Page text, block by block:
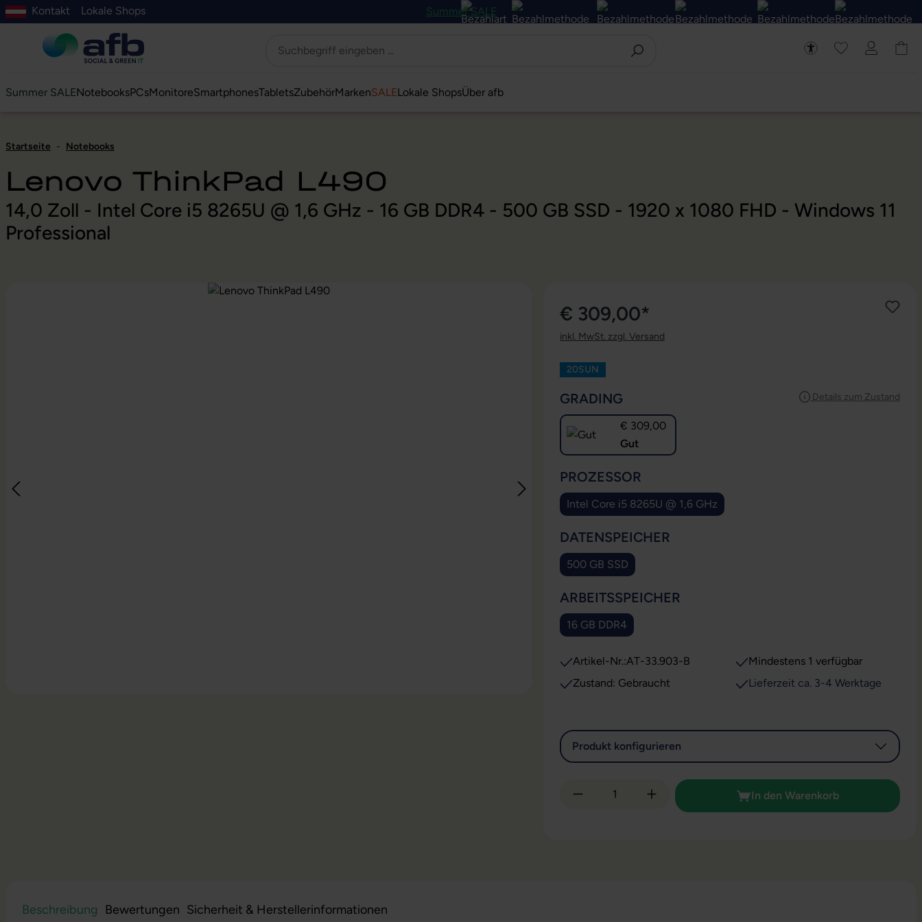
springen
Suche springen
Zur Hauptnavigation springen
Zur Navigation der B2B-Plattform springen
Kontakt Lokale Shops Summer SALE
Summer SALENotebooksPCsMonitoreSmartphonesTabletsZubehörMarkenSALELokale ShopsÜber afb
Startseite - Notebooks
Lenovo ThinkPad L490
14,0 Zoll - Intel Core i5 8265U @ 1,6 GHz - 16 GB DDR4 - 500 GB SSD - 1920 x 1080 FHD - Windows 11
Professional
€ 309,00*
inkl. MwSt. zzgl. Versand
20SUN
Details zum Zustand
GRADING
€ 309,00
Gut
PROZESSOR
Intel Core i5 8265U @ 1,6 GHz
DATENSPEICHER
500 GB SSD
ARBEITSSPEICHER
16 GB DDR4
Artikel-Nr.:AT-33.903-B
Zustand: Gebraucht
Mindestens 1 verfügbar
Lieferzeit ca. 3-4 Werktage
Produkt konfigurieren
Produkt Anzahl: Gib den gewünschten Wert ein
In den Warenkorb
Beschreibung Bewertungen Sicherheit & Herstellerinformationen